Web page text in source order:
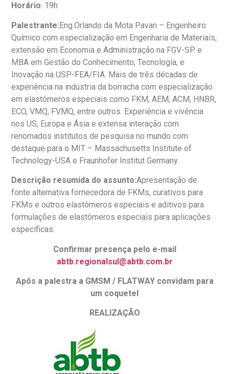
Horário: 19h
Palestrante:Eng.Orlando da Mota Pavan – Engenheiro
Químico com especialização em Engenharia de Materiais,
extensão em Economia e Administração na FGV-SP e
MBA em Gestão do Conhecimento, Tecnologia, e
Inovação na USP-FEA/FIA. Mais de três décadas de
experiência na indústria da borracha com especialização
em elastômeros especiais como FKM, AEM, ACM, HNBR,
ECO, VMQ, FVMQ, entre outros. Experiência e vivência
nos US, Europa e Ásia e extensa interação com
renomados institutos de pesquisa no mundo com
destaque para o MIT – Massachusetts Institute of
Technology-USA e Fraunhofer Institut Germany.
Descrição resumida do assunto:Apresentação de
fonte alternativa fornecedora de FKMs, curativos para
FKMs e outros elastômeros especiais e aditivos para
formulações de elastômeros especiais para aplicações
específicas.
Confirmar presença pelo e-mail
abtb.regionalsul@abtb.com.br
Após a palestra a GMSM / FLATWAY convidam para
um coquetel
REALIZAÇÃO